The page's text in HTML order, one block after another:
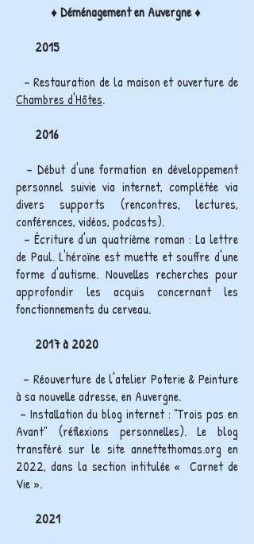
♦Déménagement en Auvergne♦
2015
– Restauration de la maison et ouverture de
Chambres d'Hôtes.
2016
– Début d'une formation en développement
personnel suivie via internet, complétée via
divers supports (rencontres, lectures,
conférences, vidéos, podcasts).
– Écriture d'un quatrième roman : La lettre
de Paul. L'héroïne est muette et souffre d'une
forme d'autisme. Nouvelles recherches pour
approfondir les acquis concernant les
fonctionnements du cerveau.
2017 à 2020
– Réouverture de l'atelier Poterie & Peinture
à sa nouvelle adresse, en Auvergne.
– Installation du blog internet : "Trois pas en
Avant" (réflexions personnelles). Le blog
transféré sur le site annettethomas.org en
2022, dans la section intitulée « Carnet de
Vie ».
2021